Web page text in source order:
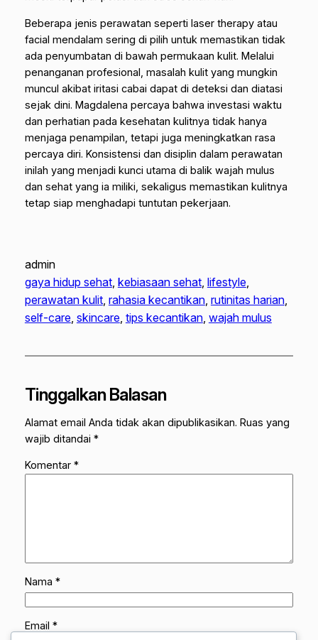
Beberapa jenis perawatan seperti laser therapyatau
facial mendalam sering di pilih untuk memastikan tidak
ada penyumbatan di bawah permukaan kulit. Melalui
penanganan profesional, masalah kulit yang mungkin
muncul akibat iritasi cabai dapat di deteksi dan diatasi
sejak dini. Magdalena percaya bahwa investasi waktu
dan perhatian pada kesehatan kulitnya tidak hanya
menjaga penampilan, tetapi juga meningkatkan rasa
percaya diri. Konsistensi dan disiplin dalam perawatan
inilah yang menjadi kunci utama di balik wajah mulus
dan sehat yang ia miliki, sekaligus memastikan kulitnya
tetap siap menghadapi tuntutan pekerjaan.
admin
gaya hidup sehat, kebiasaan sehat, lifestyle
perawatan kulit, rahasia kecantikan, rutinitas harian
self-care, skincare, tips kecantikan, wajah mulus
Tinggalkan Balasan
Alamat email Anda tidak akan dipublikasikan. Ruas yang
wajib ditandai *
Komentar *
Nama *
Email *